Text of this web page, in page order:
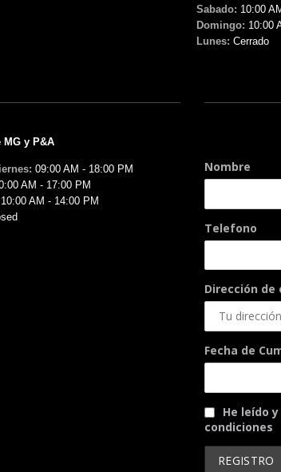
Sabado: 10:00
Domingo: 10:00
Lunes: Cerrado
MG y P&A
09:00 AM - 18:00 PM
AM - 17:00 PM
10:00 AM - 14:00 PM
Nombre
Telefono
Dirección
Fecha de
He leído
condiciones